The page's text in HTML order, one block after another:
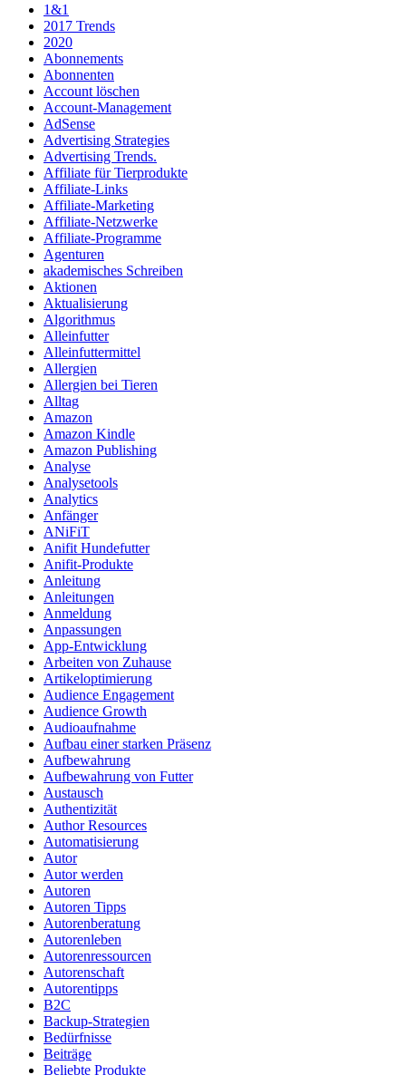
1&1
2017 Trends
2020
Abonnements
Abonnenten
Account löschen
Account-Management
AdSense
Advertising Strategies
Advertising Trends.
Affiliate für Tierprodukte
Affiliate-Links
Affiliate-Marketing
Affiliate-Netzwerke
Affiliate-Programme
Agenturen
akademisches Schreiben
Aktionen
Aktualisierung
Algorithmus
Alleinfutter
Alleinfuttermittel
Allergien
Allergien bei Tieren
Alltag
Amazon
Amazon Kindle
Amazon Publishing
Analyse
Analysetools
Analytics
Anfänger
ANiFiT
Anifit Hundefutter
Anifit-Produkte
Anleitung
Anleitungen
Anmeldung
Anpassungen
App-Entwicklung
Arbeiten von Zuhause
Artikeloptimierung
Audience Engagement
Audience Growth
Audioaufnahme
Aufbau einer starken Präsenz
Aufbewahrung
Aufbewahrung von Futter
Austausch
Authentizität
Author Resources
Automatisierung
Autor
Autor werden
Autoren
Autoren Tipps
Autorenberatung
Autorenleben
Autorenressourcen
Autorenschaft
Autorentipps
B2C
Backup-Strategien
Bedürfnisse
Beiträge
Beliebte Produkte